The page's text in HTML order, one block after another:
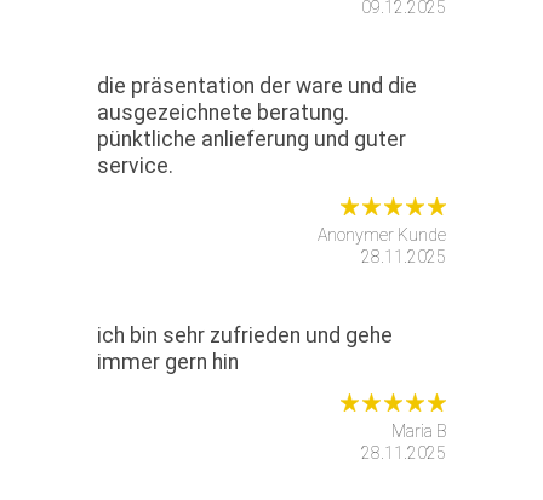
09.12.2025
die präsentation der ware und die
ausgezeichnete beratung.
pünktliche anlieferung und guter
service.
Anonymer Kunde
28.11.2025
ich bin sehr zufrieden und gehe
immer gern hin
Maria B
28.11.2025